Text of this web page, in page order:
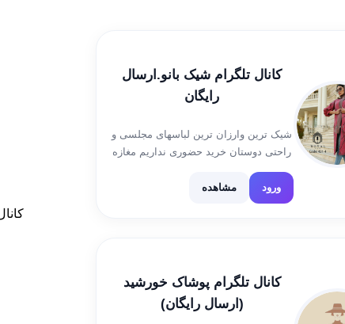
کانال تلگرام شیک بانو.ارسال
رایگان
شیک ترین وارزان ترین لباسهای مجلسی و
راحتی دوستان خرید حضوری نداریم مغازه
ورود مشاهده
کانال تلگرام پوشاک خورشید
(ارسال رایگان)